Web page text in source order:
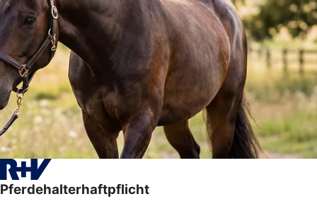
Pferdehalterhaftpflicht